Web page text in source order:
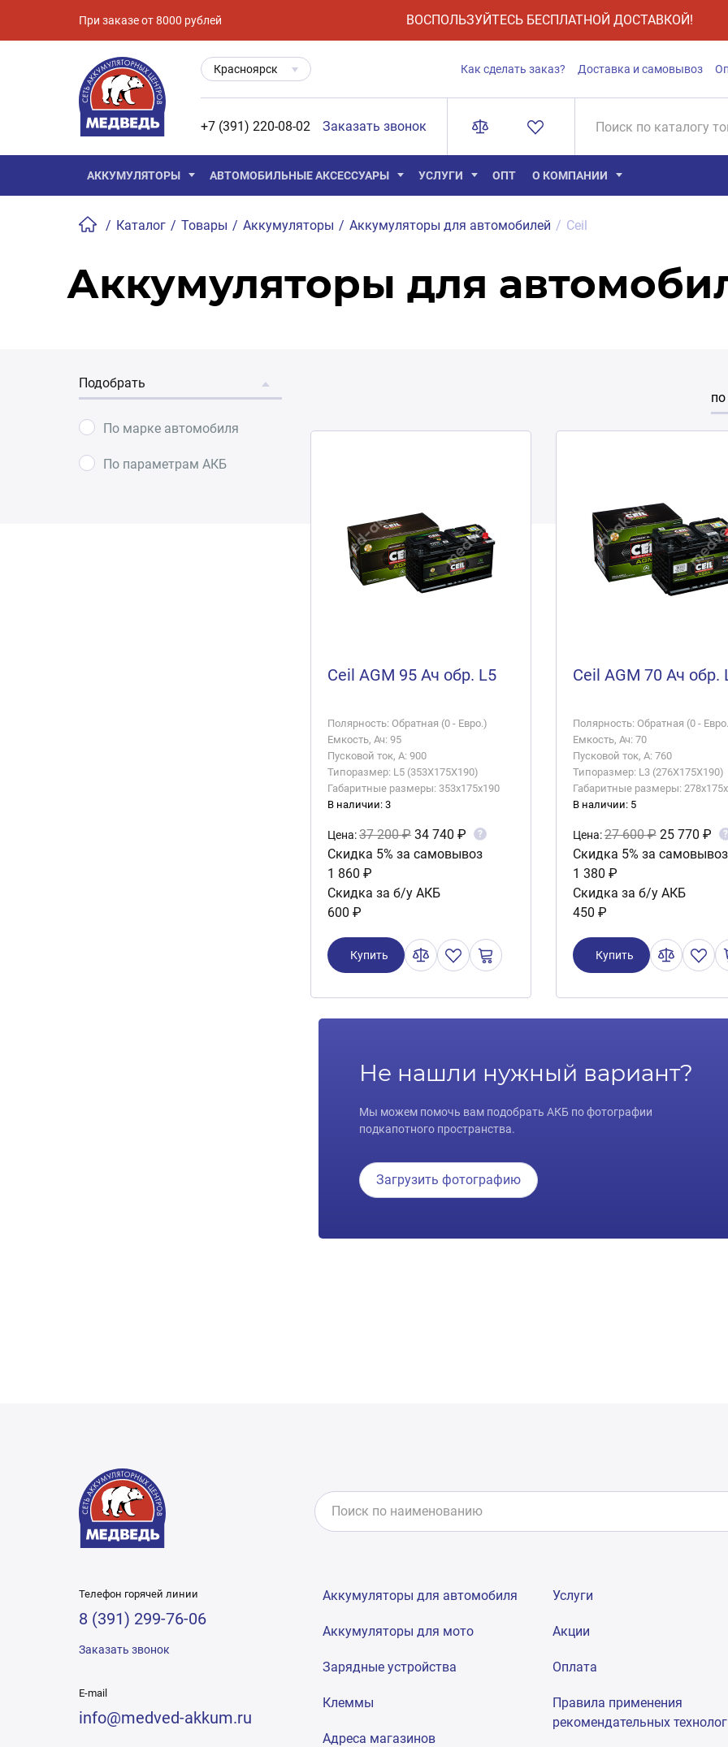
При заказе от 8000 рублей ВОСПОЛЬЗУЙТЕСЬ БЕСПЛАТНОЙ ДОСТАВКОЙ!
Красноярск Как сделать заказ? Доставка и самовывоз
+7 (391) 220-08-02 Заказать звонок
АККУМУЛЯТОРЫ АВТОМОБИЛЬНЫЕ АКСЕССУАРЫ УСЛУГИ ОПТ О КОМПАНИИ
/ Каталог / Товары / Аккумуляторы / Аккумуляторы для автомобилей / Ceil
Аккумуляторы для
Подобрать
По марке автомобиля
По параметрам АКБ
Ceil AGM 95 Ач обр. L5
Полярность: Обратная (0 - Евро.)
Емкость, Ач: 95
Пусковой ток, А: 900
Типоразмер: L5 (353X175X190)
Габаритные размеры: 353x175x190
В наличии: 3
Цена:37 200 ₽ 34 740 ₽ ?
Скидка 5% за самовывоз
1 860 ₽
Скидка за б/у АКБ
600 ₽
Купить
Ceil AGM 70 Ач обр.
Полярность: Обратная (0 -
Емкость, Ач: 70
Пусковой ток, А: 760
Типоразмер: L3 (276X175X190)
Габаритные размеры:
В наличии: 5
Цена:27 600 ₽ 25 770 ₽ ?
Скидка 5% за самовывоз
1 380 ₽
Скидка за б/у АКБ
450 ₽
Купить
Не нашли нужный вариант?
Мы можем помочь вам подобрать АКБ по фотографии
подкапотного пространства.
Загрузить фотографию
Телефон горячей линии
8 (391) 299-76-06
Заказать звонок
E-mail
info@medved-akkum.ru
Аккумуляторы для автомобиля
Аккумуляторы для мото
Зарядные устройства
Клеммы
Адреса магазинов
Услуги
Акции
Оплата
Правила применения
рекомендательных